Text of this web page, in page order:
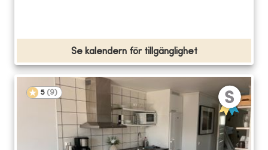
Se kalendern för tillgänglighet
5 (9)